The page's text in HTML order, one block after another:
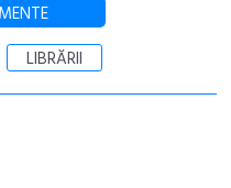
LIBRĂRII